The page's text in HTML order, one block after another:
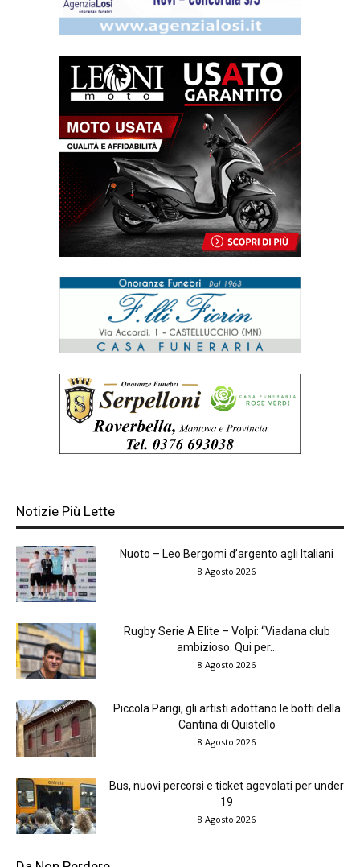
Notizie Più Lette
Nuoto – Leo Bergomi d’argento agli Italiani
8 Agosto 2026
Rugby Serie A Elite – Volpi: “Viadana club
ambizioso. Qui per...
8 Agosto 2026
Piccola Parigi, gli artisti adottano le botti della
Cantina di Quistello
8 Agosto 2026
Bus, nuovi percorsi e ticket agevolati per under
19
8 Agosto 2026